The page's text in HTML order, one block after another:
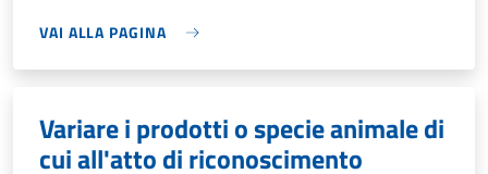
VAI ALLA PAGINA
Variare i prodotti o specie animale di
cui all'atto di riconoscimento